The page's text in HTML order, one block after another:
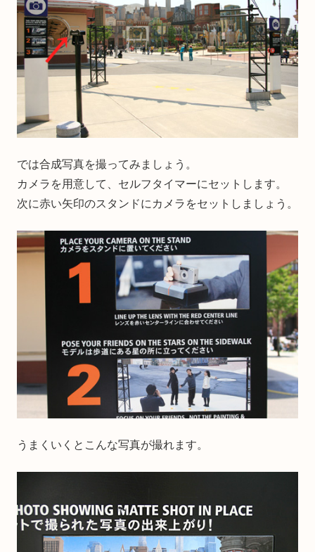
では合成写真を撮ってみましょう。
カメラを用意して、セルフタイマーにセットします。
次に赤い矢印のスタンドにカメラをセットしましょう。
うまくいくとこんな写真が撮れます。